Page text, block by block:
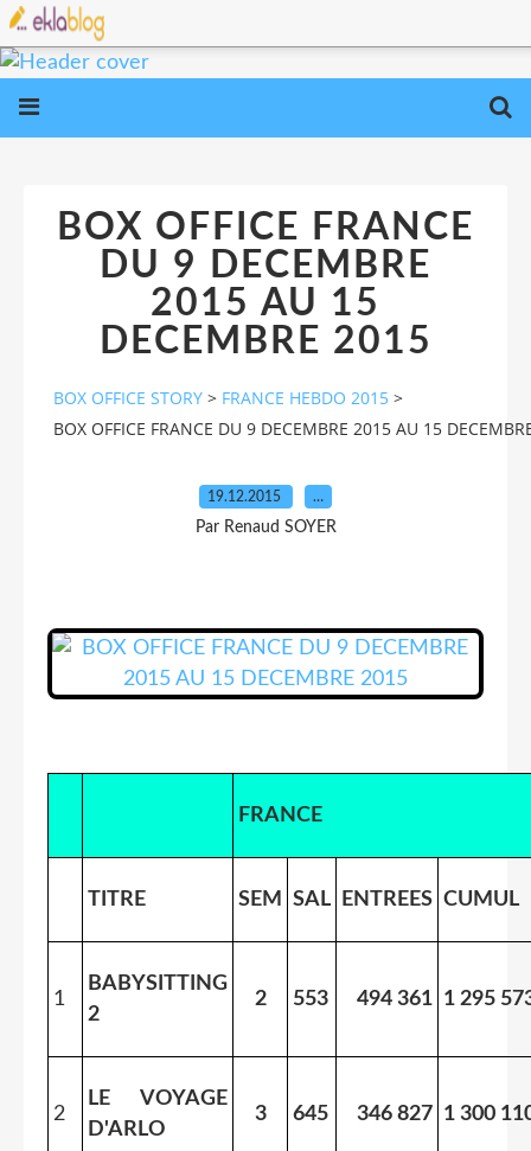
BOX OFFICE FRANCE
DU 9 DECEMBRE
2015 AU 15
DECEMBRE 2015
BOX OFFICE STORY > FRANCE HEBDO 2015 >
BOX OFFICE FRANCE DU 9 DECEMBRE 2015 AU 15
19.12.2015 …
Par Renaud SOYER
FRANCE
TITRE SEM SAL ENTREES CUMUL
1
BABYSITTING
2
2 553 494 361 1 295
2
LE VOYAGE
D'ARLO
3 645 346 827 1 300